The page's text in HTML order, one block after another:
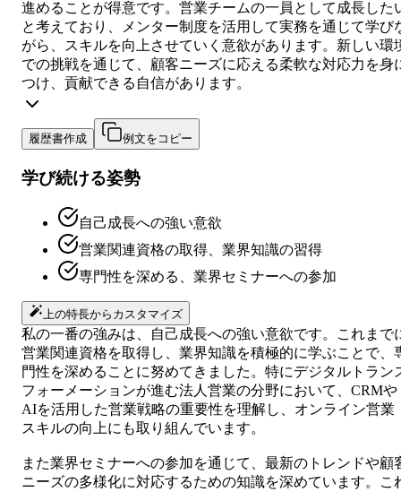
進めることが得意です。営業チームの一員として成長した
と考えており、メンター制度を活用して実務を通じて学び
がら、スキルを向上させていく意欲があります。新しい環
での挑戦を通じて、顧客ニーズに応える柔軟な対応力を身
つけ、貢献できる自信があります。
履歴書作成 例文をコピー
学び続ける姿勢
自己成長への強い意欲
営業関連資格の取得、業界知識の習得
専門性を深める、業界セミナーへの参加
上の特長からカスタマイズ
私の一番の強みは、自己成長への強い意欲です。これまで
営業関連資格を取得し、業界知識を積極的に学ぶことで、
門性を深めることに努めてきました。特にデジタルトラン
フォーメーションが進む法人営業の分野において、CRMや
AIを活用した営業戦略の重要性を理解し、オンライン営業
スキルの向上にも取り組んでいます。
また業界セミナーへの参加を通じて、最新のトレンドや顧
ニーズの多様化に対応するための知識を深めています。こ